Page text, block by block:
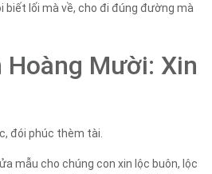
lối mà về, cho đi đúng đường mà
Mười: Xin
đói phúc thèm tài.
mẫu cho chúng con xin lộc buôn, lộc